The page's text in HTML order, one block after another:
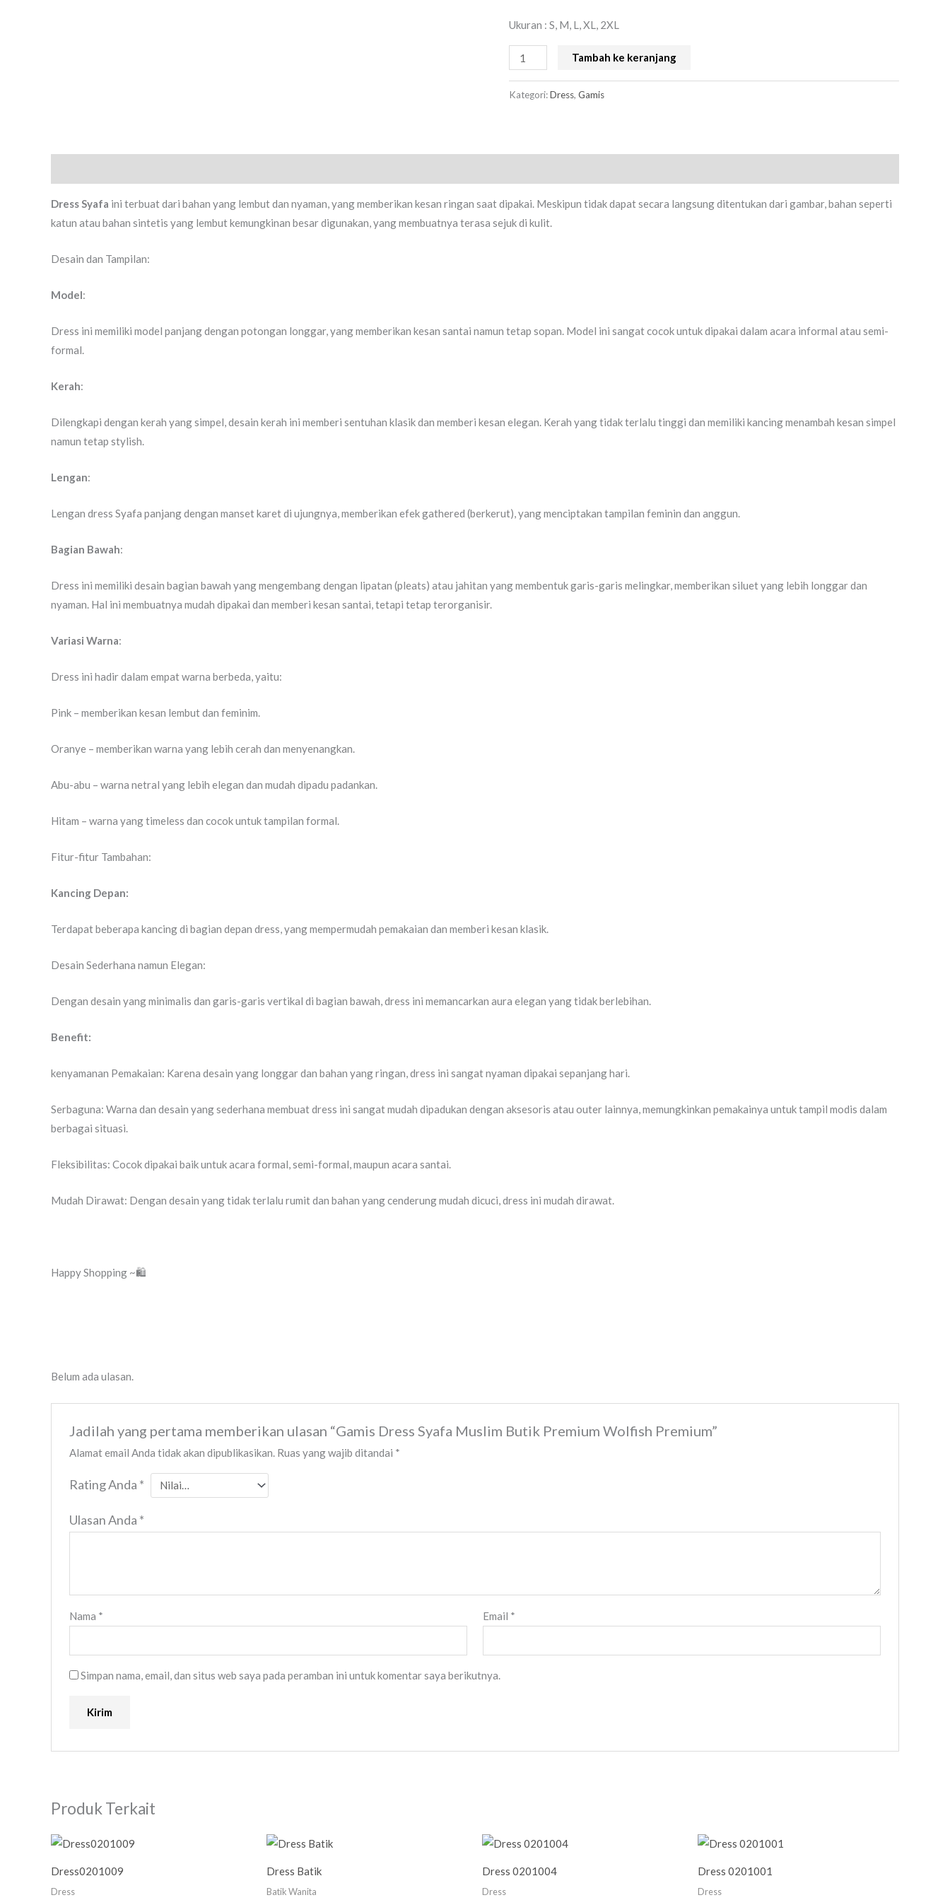
Ukuran : S, M, L, XL, 2XL
Tambah ke keranjang
Kategori:Dress, Gamis
Dress Syafa ini terbuat dari bahan yang lembut dan nyaman, yang memberikan kesan ringan saat dipakai. Meskipun tidak dapat secara langsung ditentukan dari gambar, bahan seperti
katun atau bahan sintetis yang lembut kemungkinan besar digunakan, yang membuatnya terasa sejuk di kulit.
Desain dan Tampilan:
Model:
Dress ini memiliki model panjang dengan potongan longgar, yang memberikan kesan santai namun tetap sopan. Model ini sangat cocok untuk dipakai dalam acara informal atau semi-
formal.
Kerah:
Dilengkapi dengan kerah yang simpel, desain kerah ini memberi sentuhan klasik dan memberi kesan elegan. Kerah yang tidak terlalu tinggi dan memiliki kancing menambah kesan simpel
namun tetap stylish.
Lengan:
Lengan dress Syafa panjang dengan manset karet di ujungnya, memberikan efek gathered (berkerut), yang menciptakan tampilan feminin dan anggun.
Bagian Bawah:
Dress ini memiliki desain bagian bawah yang mengembang dengan lipatan (pleats) atau jahitan yang membentuk garis-garis melingkar, memberikan siluet yang lebih longgar dan
nyaman. Hal ini membuatnya mudah dipakai dan memberi kesan santai, tetapi tetap terorganisir.
Variasi Warna:
Dress ini hadir dalam empat warna berbeda, yaitu:
Pink – memberikan kesan lembut dan feminim.
Oranye – memberikan warna yang lebih cerah dan menyenangkan.
Abu-abu – warna netral yang lebih elegan dan mudah dipadu padankan.
Hitam – warna yang timeless dan cocok untuk tampilan formal.
Fitur-fitur Tambahan:
Kancing Depan:
Terdapat beberapa kancing di bagian depan dress, yang mempermudah pemakaian dan memberi kesan klasik.
Desain Sederhana namun Elegan:
Dengan desain yang minimalis dan garis-garis vertikal di bagian bawah, dress ini memancarkan aura elegan yang tidak berlebihan.
Benefit:
kenyamanan Pemakaian: Karena desain yang longgar dan bahan yang ringan, dress ini sangat nyaman dipakai sepanjang hari.
Serbaguna: Warna dan desain yang sederhana membuat dress ini sangat mudah dipadukan dengan aksesoris atau outer lainnya, memungkinkan pemakainya untuk tampil modis dalam
berbagai situasi.
Fleksibilitas: Cocok dipakai baik untuk acara formal, semi-formal, maupun acara santai.
Mudah Dirawat: Dengan desain yang tidak terlalu rumit dan bahan yang cenderung mudah dicuci, dress ini mudah dirawat.
Happy Shopping ~🛍️
Belum ada ulasan.
Jadilah yang pertama memberikan ulasan “Gamis Dress Syafa Muslim Butik Premium Wolfish Premium”
Alamat email Anda tidak akan dipublikasikan. Ruas yang wajib ditandai *
Rating Anda *
Ulasan Anda *
Nama * Email *
Simpan nama, email, dan situs web saya pada peramban ini untuk komentar saya berikutnya.
Produk Terkait
Dress0201009
Dress
Dress Batik
Batik Wanita
Dress 0201004
Dress
Dress 0201001
Dress